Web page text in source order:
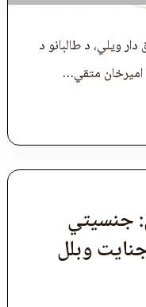
ویلي، د طالبانو د
متقي…
جنسيتي
وبلل